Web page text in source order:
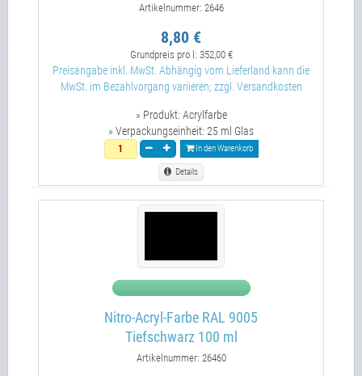
Artikelnummer: 2646
8,80 €
Grundpreis pro l: 352,00 €
Preisangabe inkl. MwSt. Abhängig vom Lieferland kann die
MwSt. im Bezahlvorgang variieren; zzgl. Versandkosten
» Produkt: Acrylfarbe
» Verpackungseinheit: 25 ml Glas
In den Warenkorb
Details
Nitro-Acryl-Farbe RAL 9005
Tiefschwarz 100 ml
Artikelnummer: 26460